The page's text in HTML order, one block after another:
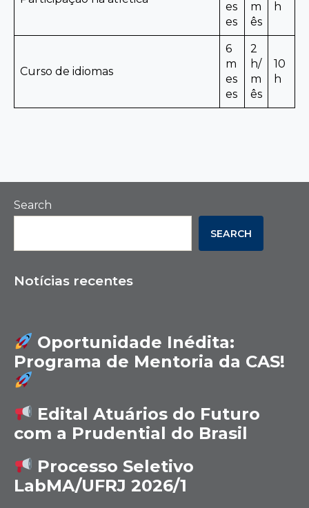
es
es
m
ês
h
Curso de idiomas
6
m
es
es
2
h/
m
ês
10
h
Search
SEARCH
Notícias recentes
Oportunidade Inédita:
Programa de Mentoria da CAS!
Edital Atuários do Futuro
com a Prudential do Brasil
Processo Seletivo
LabMA/UFRJ 2026/1